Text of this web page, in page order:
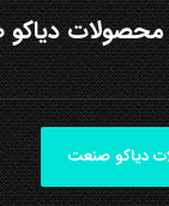
محصولات
دیاکو صنعت